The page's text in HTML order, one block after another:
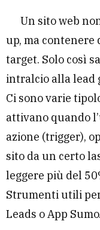
Un sito web
up, ma
target. Solo così
intralcio alla lead
Ci sono varie
attivano quando
azione (trigger),
sito da un certo
leggere più del
Strumenti utili
Leads o App Sumo.